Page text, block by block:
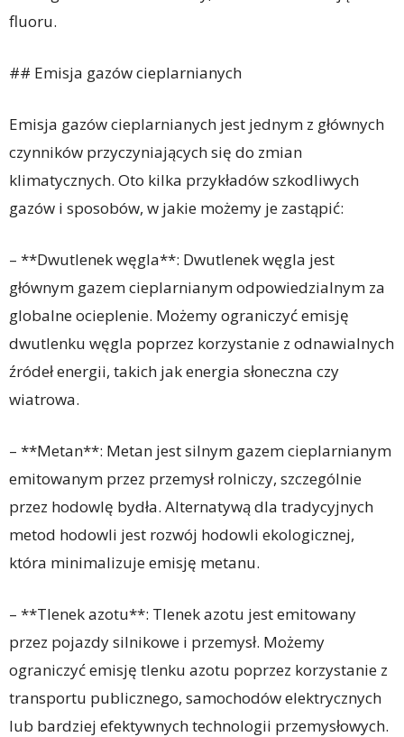
fluoru.
## Emisja gazów cieplarnianych
Emisja gazów cieplarnianych jest jednym z głównych
czynników przyczyniających się do zmian
klimatycznych. Oto kilka przykładów szkodliwych
gazów i sposobów, w jakie możemy je zastąpić:
– **Dwutlenek węgla**: Dwutlenek węgla jest
głównym gazem cieplarnianym odpowiedzialnym za
globalne ocieplenie. Możemy ograniczyć emisję
dwutlenku węgla poprzez korzystanie z odnawialnych
źródeł energii, takich jak energia słoneczna czy
wiatrowa.
– **Metan**: Metan jest silnym gazem cieplarnianym
emitowanym przez przemysł rolniczy, szczególnie
przez hodowlę bydła. Alternatywą dla tradycyjnych
metod hodowli jest rozwój hodowli ekologicznej,
która minimalizuje emisję metanu.
– **Tlenek azotu**: Tlenek azotu jest emitowany
przez pojazdy silnikowe i przemysł. Możemy
ograniczyć emisję tlenku azotu poprzez korzystanie z
transportu publicznego, samochodów elektrycznych
lub bardziej efektywnych technologii przemysłowych.